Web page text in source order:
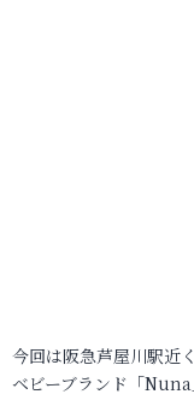
今回は阪急芦屋川駅近
ベビーブランド「